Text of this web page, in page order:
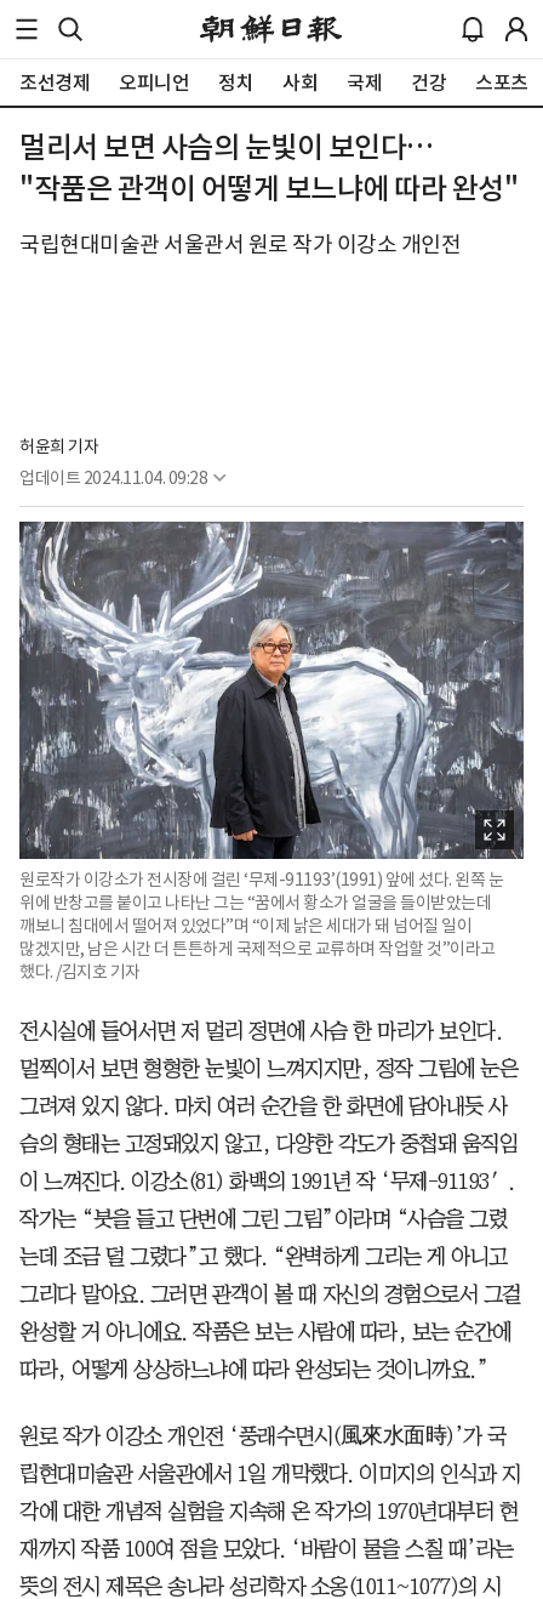
조선경제 오피니언 정치 사회 국제 건강 스포츠
멀리서 보면 사슴의 눈빛이 보인다…
"작품은 관객이 어떻게 보느냐에 따라 완성"
국립현대미술관 서울관서 원로 작가 이강소 개인전
허윤희 기자
업데이트 2024.11.04. 09:28
원로작가 이강소가 전시장에 걸린 ‘무제-91193’(1991) 앞에 섰다. 왼쪽 눈
위에 반창고를 붙이고 나타난 그는 “꿈에서 황소가 얼굴을 들이받았는데
깨보니 침대에서 떨어져 있었다”며 “이제 낡은 세대가 돼 넘어질 일이
많겠지만, 남은 시간 더 튼튼하게 국제적으로 교류하며 작업할 것”이라고
했다. /김지호 기자
전시실에 들어서면 저 멀리 정면에 사슴 한 마리가 보인다.
멀찍이서 보면 형형한 눈빛이 느껴지지만, 정작 그림에 눈은
그려져 있지 않다. 마치 여러 순간을 한 화면에 담아내듯 사
슴의 형태는 고정돼있지 않고, 다양한 각도가 중첩돼 움직임
이 느껴진다. 이강소(81) 화백의 1991년 작 ‘무제-91193′.
작가는 “붓을 들고 단번에 그린 그림”이라며 “사슴을 그렸
는데 조금 덜 그렸다”고 했다. “완벽하게 그리는 게 아니고
그리다 말아요. 그러면 관객이 볼 때 자신의 경험으로서 그걸
완성할 거 아니에요. 작품은 보는 사람에 따라, 보는 순간에
따라, 어떻게 상상하느냐에 따라 완성되는 것이니까요.”
원로 작가 이강소 개인전 ‘풍래수면시(風來水面時)’가 국
립현대미술관 서울관에서 1일 개막했다. 이미지의 인식과 지
각에 대한 개념적 실험을 지속해 온 작가의 1970년대부터 현
재까지 작품 100여 점을 모았다. ‘바람이 물을 스칠 때’라는
뜻의 전시 제목은 송나라 성리학자 소옹(1011~1077)의 시